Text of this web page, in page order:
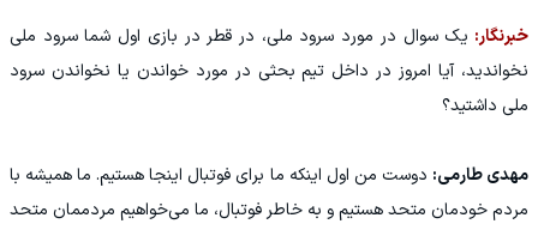
خبرنگار: یک سوال در مورد سرود ملی، در قطر در بازی اول شما سرود ملی
نخواندید، آیا امروز در داخل تیم بحثی در مورد خواندن یا نخواندن سرود
ملی داشتید؟
مهدی طارمی: دوست من اول اینکه ما برای فوتبال اینجا هستیم. ما همیشه با
مردم خودمان متحد هستیم و به خاطر فوتبال، ما می‌خواهیم مردممان متحد